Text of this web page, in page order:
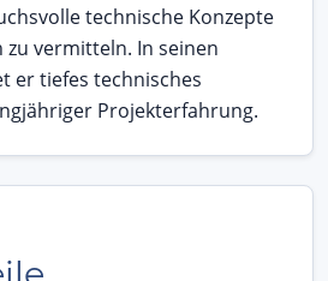
technische Konzepte
vermitteln. In seinen
er tiefes technisches
Projekterfahrung.